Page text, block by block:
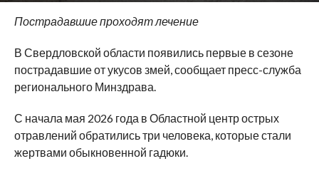
Пострадавшие проходят лечение
В Свердловской области появились первые в сезоне
пострадавшие от укусов змей, сообщает пресс-служба
регионального Минздрава.
С начала мая 2026 года в Областной центр острых
отравлений обратились три человека, которые стали
жертвами обыкновенной гадюки.